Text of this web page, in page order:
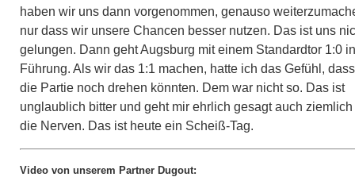
haben wir uns dann vorgenommen, genauso
nur dass wir unsere Chancen besser nutzen. Das ist uns
gelungen. Dann geht Augsburg mit einem Standardtor 1:0 in
Führung. Als wir das 1:1 machen, hatte ich das Gefühl,
die Partie noch drehen könnten. Dem war nicht so. Das ist
unglaublich bitter und geht mir ehrlich gesagt auch ziemlich
die Nerven. Das ist heute ein Scheiß-Tag.
Video von unserem Partner Dugout: